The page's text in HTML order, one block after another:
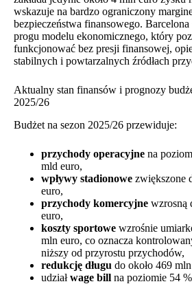
wskazuje na bardzo ograniczony
bezpieczeństwa finansowego. Barcelona
progu modelu ekonomicznego, który
funkcjonować bez presji finansowej,
stabilnych i powtarzalnych źródłach
Aktualny stan finansów i prognozy
2025/26
Budżet na sezon 2025/26 przewiduje:
przychody operacyjne na
mld euro,
wpływy stadionowe zwiększone
euro,
przychody komercyjne wzrosną
euro,
koszty sportowe wzrośnie
mln euro, co oznacza
niższy od przyrostu przychodów,
redukcję długu do około 469
udziałwage bill na poziomie 54